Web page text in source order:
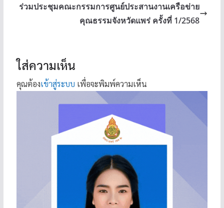
ร่วมประชุมคณะกรรมการศูนย์ประสานงานเครือข่าย
คุณธรรมจังหวัดแพร่ ครั้งที่ 1/2568
ใส่ความเห็น
คุณต้องเข้าสู่ระบบ เพื่อจะพิมพ์ความเห็น